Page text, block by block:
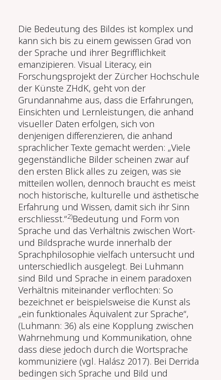
Die Bedeutung des Bildes ist komplex und
kann sich bis zu einem gewissen Grad von
der Sprache und ihrer Begrifflichkeit
emanzipieren. Visual Literacy, ein
Forschungsprojekt der Zürcher Hochschule
der Künste ZHdK, geht von der
Grundannahme aus, dass die Erfahrungen,
Einsichten und Lernleistungen, die anhand
visueller Daten erfolgen, sich von
denjenigen differenzieren, die anhand
sprachlicher Texte gemacht werden: „Viele
gegenständliche Bilder scheinen zwar auf
den ersten Blick alles zu zeigen, was sie
mitteilen wollen, dennoch braucht es meist
noch historische, kulturelle und ästhetische
Erfahrung und Wissen, damit sich ihr Sinn
erschliesst.“2)Bedeutung und Form von
Sprache und das Verhältnis zwischen Wort-
und Bildsprache wurde innerhalb der
Sprachphilosophie vielfach untersucht und
unterschiedlich ausgelegt. Bei Luhmann
sind Bild und Sprache in einem paradoxen
Verhältnis miteinander verflochten: So
bezeichnet er beispielsweise die Kunst als
„ein funktionales Äquivalent zur Sprache“,
(Luhmann: 36) als eine Kopplung zwischen
Wahrnehmung und Kommunikation, ohne
dass diese jedoch durch die Wortsprache
kommuniziere (vgl. Halász 2017). Bei Derrida
bedingen sich Sprache und Bild und